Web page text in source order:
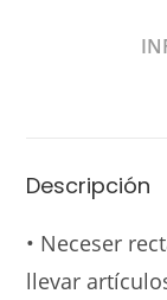
Descripción
• Neceser
llevar